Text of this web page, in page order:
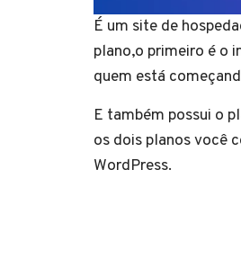
É um site de
plano,o primeiro é o
quem está
E também possui o
os dois planos você
WordPress.